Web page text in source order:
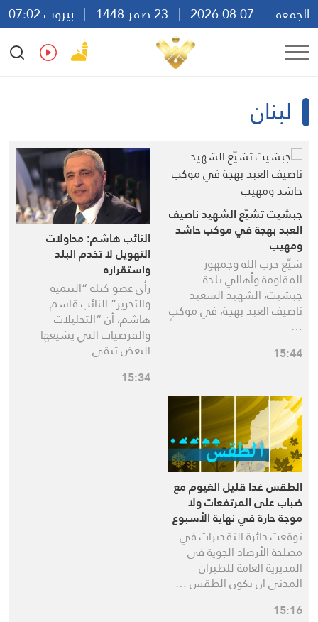
الجمعة
بيروت 07:02
Ar
En Fr Es
لبنان
جبشيت تشيّع الشهيد ناصيف
العبد بهجة في موكب حاشد
ومهيب
شيّع حزب الله وجمهور
المقاومة وأهالي بلدة
جبشيت، الشهيد السعيد
ناصيف العبد بهجة، في موكبٍ
…
15:44
النائب هاشم: محاولات
التهويل لا تخدم البلد
واستقراره
رأى عضو كتلة “التنمية
والتحرير” النائب قاسم
هاشم، أن “التحليلات
والفرضيات التي يشيعها
البعض تبقى …
15:34
الطقس غدا قليل الغيوم مع
ضباب على المرتفعات ولا
موجة حارة في نهاية الأسبوع
توقعت دائرة التقديرات في
مصلحة الأرصاد الجوية في
المديرية العامة للطيران
المدني ان يكون الطقس …
15:16